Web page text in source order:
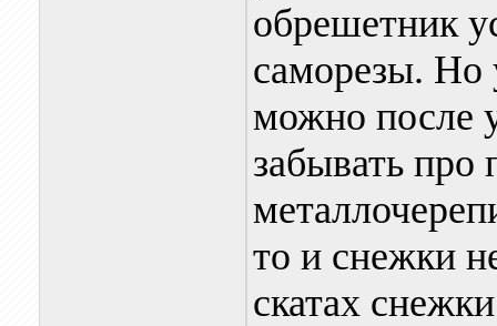
обрешетник
саморезы. Но
можно после
забывать про
то и снежки
скатах